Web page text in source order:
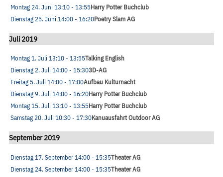
Montag 24. Juni 13:10- 13:55Harry Potter Buchclub
Dienstag 25. Juni 14:00- 16:20Poetry Slam AG
Juli 2019
Montag 1. Juli 13:10- 13:55Talking English
Dienstag 2. Juli 14:00- 15:303D-AG
Freitag 5. Juli 14:00- 17:00Aufbau Kulturnacht
Dienstag 9. Juli 14:00- 16:20Harry Potter Buchclub
Montag 15. Juli 13:10- 13:55Harry Potter Buchclub
Samstag 20. Juli 10:30- 17:30Kanuausfahrt Outdoor AG
September 2019
Dienstag 17. September14:00- 15:35Theater AG
Dienstag 24. September14:00- 15:35Theater AG